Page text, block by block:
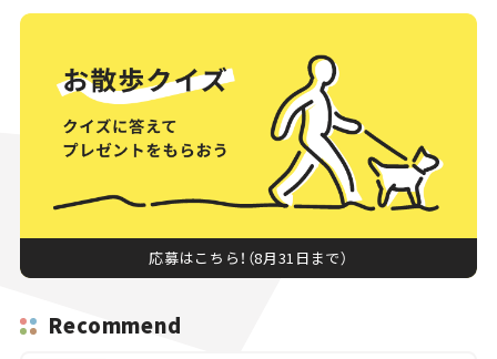
応募はこちら！（8月31日まで）
Recommend